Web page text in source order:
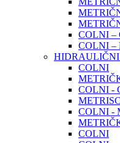
COLNI –
COLNI –
COLNI
COLNI -
COLNI -
COLNI